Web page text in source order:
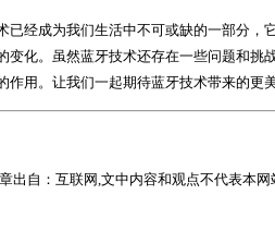
已经成为我们生活中不可或缺的一部分，
变化。虽然蓝牙技术还存在一些问题和挑
作用。让我们一起期待蓝牙技术带来的更
出自：互联网,文中内容和观点不代表本